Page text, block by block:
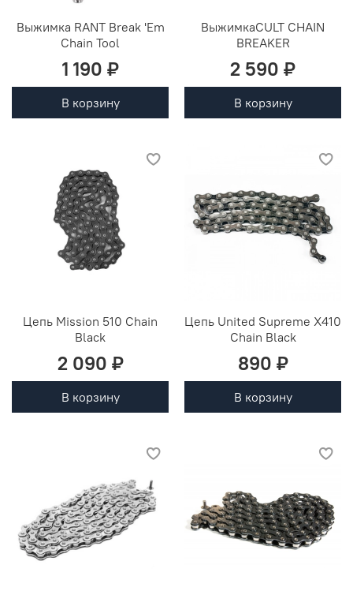
Выжимка RANT Break 'Em
Chain Tool
1 190 ₽
В корзину
ВыжимкаCULT CHAIN
BREAKER
2 590 ₽
В корзину
Цепь Mission 510 Chain
Black
2 090 ₽
В корзину
Цепь United Supreme X410
Chain Black
890 ₽
В корзину